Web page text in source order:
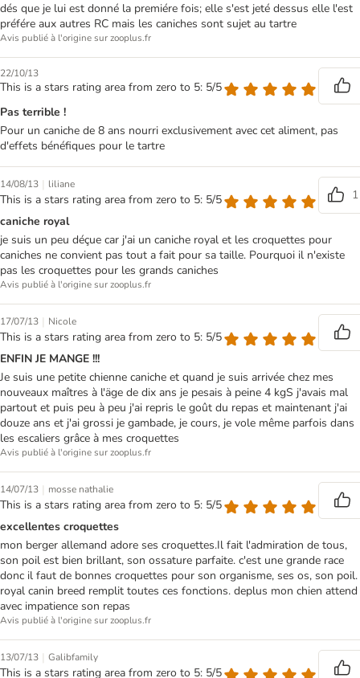
dés que je lui est donné la premiére fois; elle s'est jeté dessus elle l'est
préfére aux autres RC mais les caniches sont sujet au tartre
Avis publié à l'origine sur zooplus.fr
22/10/13
This is a stars rating area from zero to 5: 5/5
Pas terrible !
Pour un caniche de 8 ans nourri exclusivement avec cet aliment, pas
d'effets bénéfiques pour le tartre
14/08/13 | liliane
This is a stars rating area from zero to 5: 5/5
1
caniche royal
je suis un peu déçue car j'ai un caniche royal et les croquettes pour
caniches ne convient pas tout a fait pour sa taille. Pourquoi il n'existe
pas les croquettes pour les grands caniches
Avis publié à l'origine sur zooplus.fr
17/07/13 | Nicole
This is a stars rating area from zero to 5: 5/5
ENFIN JE MANGE !!!
Je suis une petite chienne caniche et quand je suis arrivée chez mes
nouveaux maîtres à l'äge de dix ans je pesais à peine 4 kgS j'avais mal
partout et puis peu à peu j'ai repris le goût du repas et maintenant j'ai
douze ans et j'ai grossi je gambade, je cours, je vole même parfois dans
les escaliers grâce à mes croquettes
Avis publié à l'origine sur zooplus.fr
14/07/13 | mosse nathalie
This is a stars rating area from zero to 5: 5/5
excellentes croquettes
mon berger allemand adore ses croquettes.Il fait l'admiration de tous,
son poil est bien brillant, son ossature parfaite. c'est une grande race
donc il faut de bonnes croquettes pour son organisme, ses os, son poil.
royal canin breed remplit toutes ces fonctions. deplus mon chien attend
avec impatience son repas
Avis publié à l'origine sur zooplus.fr
13/07/13 | Galibfamily
This is a stars rating area from zero to 5: 5/5